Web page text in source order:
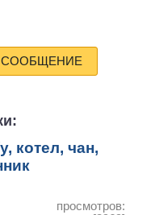
СООБЩЕНИЕ
котел, чан,
просмотров: